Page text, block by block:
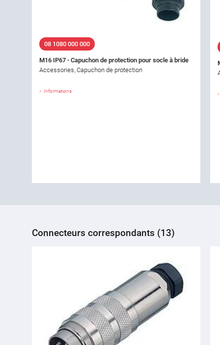
08 1080 000 000
M16 IP67 - Capuchon de protection pour socle à bride
Accessories, Capuchon de protection
Informations
Connecteurs correspondants (13)